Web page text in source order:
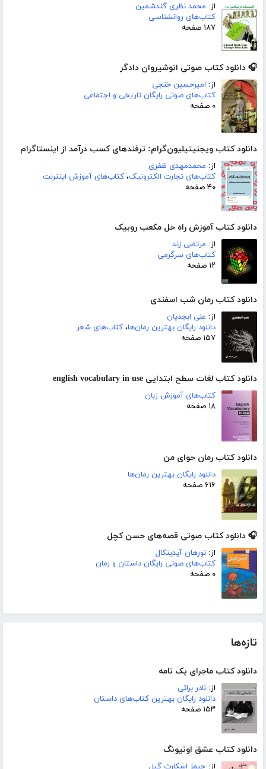
از: محمد نظری گندشمین
کتاب‌های روانشناسی
۱۸۷ صفحه
🎧 دانلود کتاب صوتی انوشیروان دادگر
از: امیرحسین خنجی
کتاب‌های صوتی رایگان تاریخی و اجتماعی
۰ صفحه
دانلود کتاب ویجنیتیلیون‌گرام: ترفندهای کسب درآمد از اینستاگرام
از: محمدمهدی ظفری
کتاب‌های تجارت الکترونیک، کتاب‌های آموزش اینترنت
۴۰ صفحه
دانلود کتاب آموزش راه حل مکعب روبیک
از: مرتضی زند
کتاب‌های سرگرمی
۱۲ صفحه
دانلود کتاب رمان شب اسفندی
از: علی ابجدیان
دانلود رایگان بهترین رمان‌ها، کتاب‌های شعر
۱۵۷ صفحه
دانلود کتاب لغات سطح ابتدایی english vocabulary in use
کتاب‌های آموزش زبان
۱۸ صفحه
دانلود کتاب رمان حوای من
دانلود رایگان بهترین رمان‌ها
۶۱۶ صفحه
🎧 دانلود کتاب صوتی قصه‌های حسن کچل
از: نورهان آیدینکال
کتاب‌های صوتی رایگان داستان و رمان
۰ صفحه
تازه‌ها
دانلود کتاب ماجرای یک نامه
از: نادر براتی
دانلود رایگان بهترین کتاب‌های داستان
۱۵۳ صفحه
دانلود کتاب عشق اونیونگ
از: جیمز اسکارث گیل